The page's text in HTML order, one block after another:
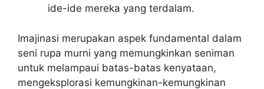
ide-ide mereka yang terdalam.
Imajinasi merupakan aspek fundamental dalam
seni rupa murni yang memungkinkan seniman
untuk melampaui batas-batas kenyataan,
mengeksplorasi kemungkinan-kemungkinan